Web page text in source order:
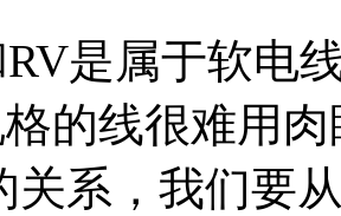
是属于软电
格的线很难用
关系，我们要